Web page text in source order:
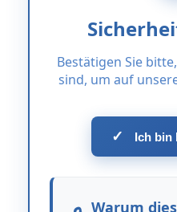
Bestätigen Sie
sind, um auf
✓ Ich bin
Warum